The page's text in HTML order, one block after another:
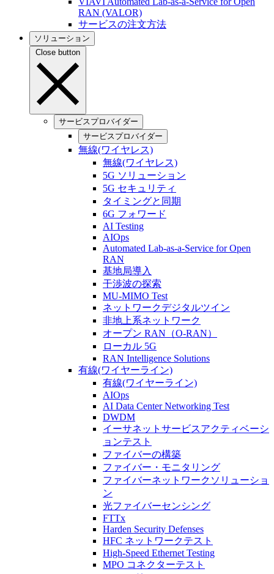
RAN (VALOR)
サービスの注文方法
ソリューション
Close button
サービスプロバイダー
サービスプロバイダー
無線(ワイヤレス)
無線(ワイヤレス)
5G ソリューション
5G セキュリティ
タイミングと同期
6G フォワード
AI Testing
AIOps
Automated Lab-as-a-Service for Open
RAN
基地局導入
干渉波の探索
MU-MIMO Test
ネットワークデジタルツイン
非地上系ネットワーク
オープン RAN（O-RAN）
ローカル 5G
RAN Intelligence Solutions
有線(ワイヤーライン)
有線(ワイヤーライン)
AIOps
AI Data Center Networking Test
DWDM
イーサネットサービスアクティベーシ
ョンテスト
ファイバーの構築
ファイバー・モニタリング
ファイバーネットワークソリューショ
ン
光ファイバーセンシング
FTTx
Harden Security Defenses
HFC ネットワークテスト
High-Speed Ethernet Testing
MPO コネクターテスト